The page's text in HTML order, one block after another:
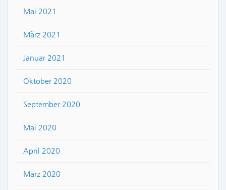
Mai 2021
März 2021
Januar 2021
Oktober 2020
September 2020
Mai 2020
April 2020
März 2020